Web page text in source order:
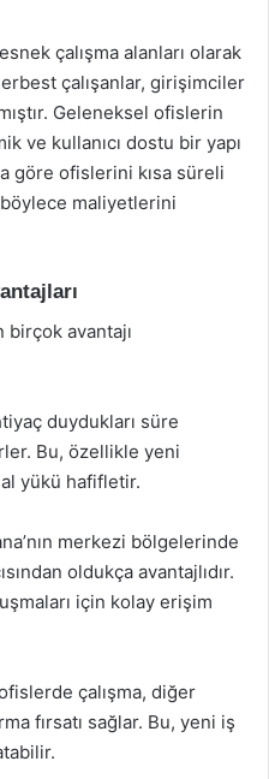
çalışma alanları olarak
çalışanlar, girişimciler
Geleneksel ofislerin
ve kullanıcı dostu bir yapı
göre ofislerini kısa süreli
maliyetlerini
birçok avantajı
duydukları süre
Bu, özellikle yeni
yükü hafifletir.
merkezi bölgelerinde
oldukça avantajlıdır.
için kolay erişim
çalışma, diğer
fırsatı sağlar. Bu, yeni iş